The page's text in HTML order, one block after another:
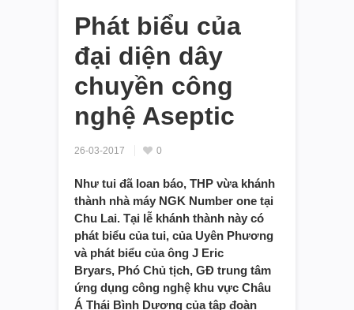
Phát biểu của
đại diện dây
chuyền công
nghệ Aseptic
26-03-2017 0
Như tui đã loan báo, THP vừa khánh
thành nhà máy NGK Number one tại
Chu Lai. Tại lễ khánh thành này có
phát biểu của tui, của Uyên Phương
và phát biểu của ông J Eric
Bryars, Phó Chủ tịch, GĐ trung tâm
ứng dụng công nghệ khu vực Châu
Á Thái Bình Dương của tập đoàn